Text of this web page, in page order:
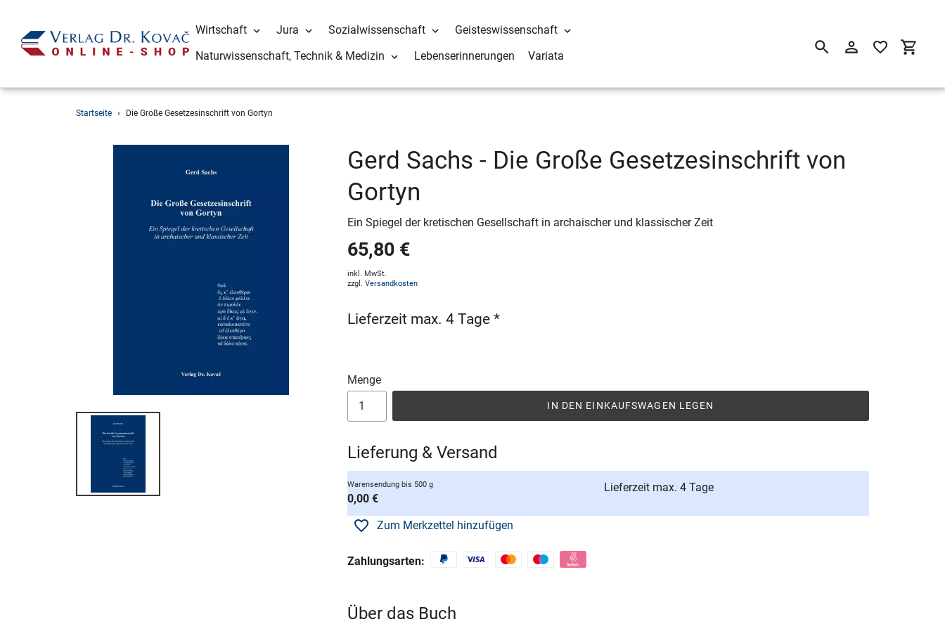
Wirtschaft Jura Sozialwissenschaft
Geisteswissenschaft
Naturwissenschaft, Technik & Medizin
Lebenserinnerungen Variata SuchenEinloggen
Startseite › Die Große Gesetzesinschrift von Gortyn
Gerd Sachs - Die Große Gesetzesinschrift von
Gortyn
Ein Spiegel der kretischen Gesellschaft in archaischer und klassischer Zeit
65,80 €
inkl. MwSt.
zzgl. Versandkosten
Lieferzeit max. 4 Tage *
Menge
IN DEN EINKAUFSWAGEN LEGEN
Lieferung & Versand
Warensendung bis 500 g
0,00 €
Lieferzeit max. 4 Tage
Zum Merkzettel hinzufügen
Zahlungsarten:
Über das Buch